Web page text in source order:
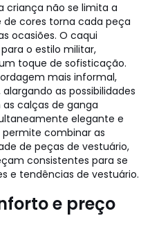
criança não se limita a
cores torna cada peça
ocasiões. O caqui
o estilo militar,
toque de sofisticação.
mais informal,
as possibilidades
calças de ganga
elegante e
permite combinar as
de peças de vestuário,
consistentes para se
e tendências de vestuário.
e preço